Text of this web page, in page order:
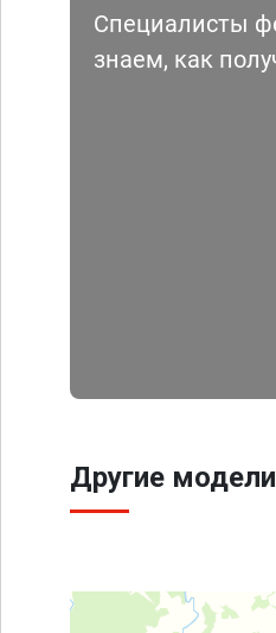
Специалисты
знаем, как
Другие